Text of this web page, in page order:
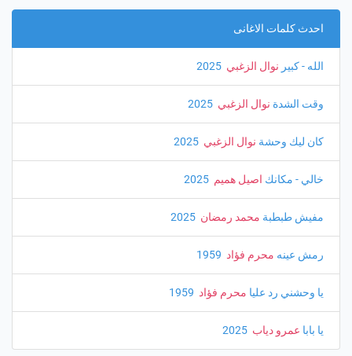
احدث كلمات الاغانى
الله - كبير نوال الزغبي
وقت الشدة نوال الزغبي
كان ليك وحشة نوال الزغبي
خالي - مكانك اصيل هميم
مفيش طبطبة محمد رمضان
رمش عينه محرم فؤاد
يا وحشني رد عليا محرم فؤاد
يا بابا عمرو دياب